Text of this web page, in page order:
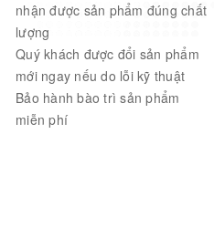
nhận được sản phẩm đúng chất
lượng
Quý khách được đổi sản phẩm
mới ngay nếu do lỗi kỹ thuật
Bảo hành bào trì sản phẩm
miễn phí